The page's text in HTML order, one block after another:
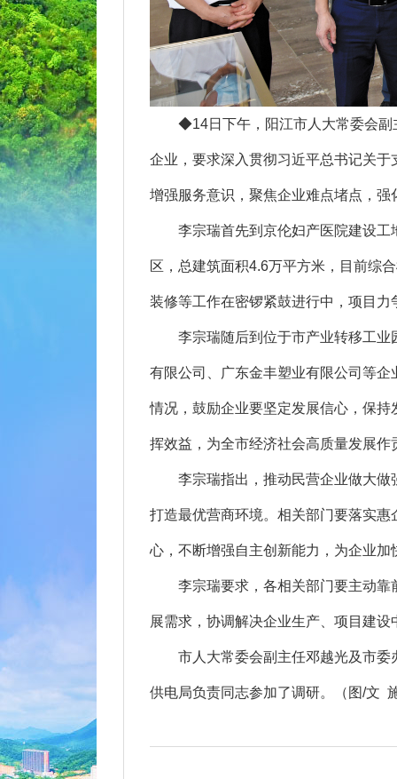
◆14日下午，阳江市人大常委会副
企业，要求深入贯彻习近平总书记关
增强服务意识，聚焦企业难点堵点，
李宗瑞首先到京伦妇产医院建设工
区，总建筑面积4.6万平方米，目前综
装修等工作在密锣紧鼓进行中，项目
李宗瑞随后到位于市产业转移工业
有限公司、广东金丰塑业有限公司等
情况，鼓励企业要坚定发展信心，保
挥效益，为全市经济社会高质量发展作
李宗瑞指出，推动民营企业做大做
打造最优营商环境。相关部门要落实
心，不断增强自主创新能力，为企业加
李宗瑞要求，各相关部门要主动靠
展需求，协调解决企业生产、项目建
市人大常委会副主任邓越光及市委
供电局负责同志参加了调研。（图/文